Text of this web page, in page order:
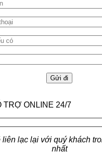
TRỢ ONLINE 24/7
liên lạc lại với quý khách
nhất